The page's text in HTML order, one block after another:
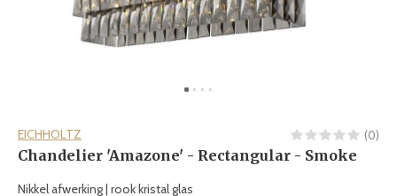
EICHHOLTZ (0)
Chandelier 'Amazone' - Rectangular - Smoke
Nikkel afwerking | rook kristal glas